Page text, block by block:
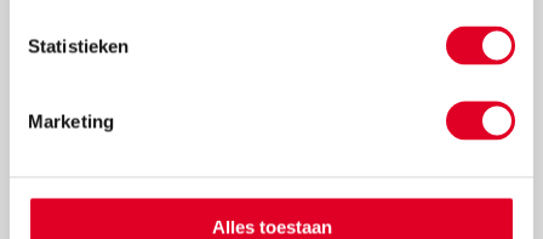
Statistieken
Marketing
Alles toestaan